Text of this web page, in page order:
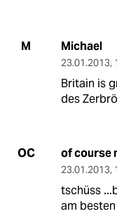
M Michael
23.01.2013,
Britain is
des
OC of course
23.01.2013,
tschüss
am